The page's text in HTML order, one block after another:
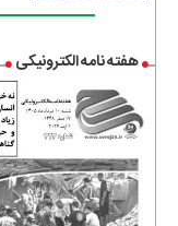
هفته نامه الکترونیکی